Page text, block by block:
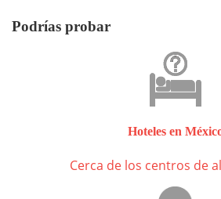
Podrías probar
Hoteles en
Cerca de los centros de